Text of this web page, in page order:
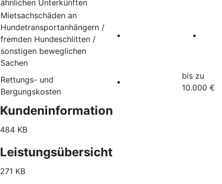
ähnlichen Unterkünften
Mietsachschäden an
Hundetransportanhängern /
fremden Hundeschlitten /
sonstigen beweglichen
Sachen
Rettungs- und
Bergungskosten
bis zu
10.000 €
Kundeninformation
484 KB
Leistungsübersicht
271 KB